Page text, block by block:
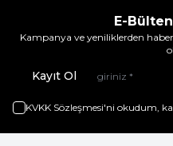
E-
Kampanya ve yeniliklerden
Kayıt Ol
KVKK Sözleşmesi'ni okudum,